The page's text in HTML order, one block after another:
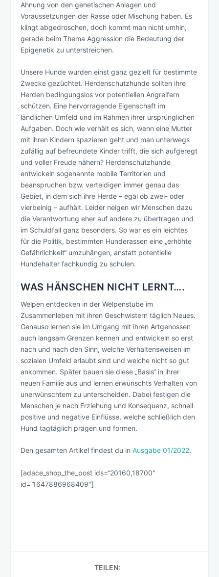
Ahnung von den genetischen Anlagen und
Voraussetzungen der Rasse oder Mischung haben. Es
klingt abgedroschen, doch kommt man nicht umhin,
gerade beim Thema Aggression die Bedeutung der
Epigenetik zu unterstreichen.
Unsere Hunde wurden einst ganz gezielt für bestimmte
Zwecke gezüchtet. Herdenschutzhunde sollten ihre
Herden bedingungslos vor potentiellen Angreifern
schützen. Eine hervorragende Eigenschaft im
ländlichen Umfeld und im Rahmen ihrer ursprünglichen
Aufgaben. Doch wie verhält es sich, wenn eine Mutter
mit ihren Kindern spazieren geht und man unterwegs
zufällig auf befreundete Kinder trifft, die sich aufgeregt
und voller Freude nähern? Herdenschutzhunde
entwickeln sogenannte mobile Territorien und
beanspruchen bzw. verteidigen immer genau das
Gebiet, in dem sich ihre Herde – egal ob zwei- oder
vierbeinig – aufhält. Leider neigen wir Menschen dazu
die Verantwortung eher auf andere zu übertragen und
im Schuldfall ganz besonders. So war es ein leichtes
für die Politik, bestimmten Hunderassen eine „erhöhte
Gefährlichkeit“ umzuhängen, anstatt potentielle
Hundehalter fachkundig zu schulen.
WAS HÄNSCHEN NICHT LERNT….
Welpen entdecken in der Welpenstube im
Zusammenleben mit ihren Geschwistern täglich Neues.
Genauso lernen sie im Umgang mit ihren Artgenossen
auch langsam Grenzen kennen und entwickeln so erst
nach und nach den Sinn, welche Verhaltensweisen im
sozialen Umfeld erlaubt sind und welche nicht so gut
ankommen. Später bauen sie diese „Basis“ in ihrer
neuen Familie aus und lernen erwünschts Verhalten von
unerwünschtem zu unterscheiden. Dabei festigen die
Menschen je nach Erziehung und Konsequenz, schnell
positive und negative Einflüsse, welche schließlich den
Hund tagtäglich prägen und formen.
Den gesamten Artikel findest du inAusgabe 01/2022.
[adace_shop_the_post ids=“20160,18700″
id=“1647886968409″]
TEILEN: